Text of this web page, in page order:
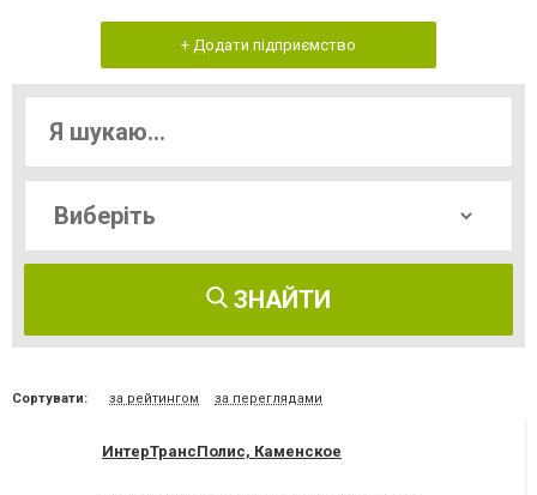
+ Додати підприємство
ЗНАЙТИ
Сортувати: за рейтингом за переглядами
ИнтерТрансПолис, Каменское